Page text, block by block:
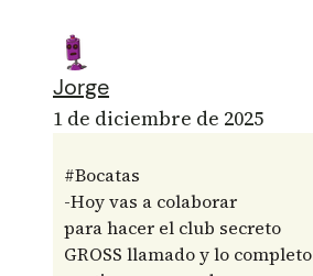
Jorge
1 de diciembre de 2025
#Bocatas
-Hoy vas a colaborar
para hacer el club secreto
GROSS llamado y lo completo